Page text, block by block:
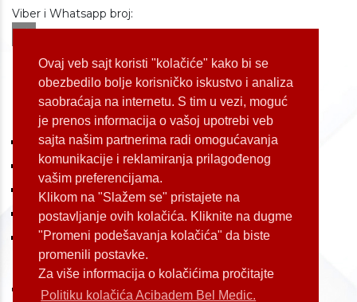
Ovaj veb sajt koristi "kolačiće" kako bi se
obezbedilo bolje korisničko iskustvo i analiza
saobraćaja na internetu. S tim u vezi, moguć
je prenos informacija o vašoj upotrebi veb
sajta našim partnerima radi omogućavanja
komunikacije i reklamiranja prilagođenog
vašim preferencijama.
Klikom na "Slažem se" pristajete na
postavljanje ovih kolačića. Kliknite na dugme
"Promeni podešavanja kolačića" da biste
promenili postavke.
Za više informacija o kolačićima pročitajte
Politiku kolačića Acibadem Bel Medic.
Viber i Whatsapp broj:
+381 60 309 1070
Dostupnost: od 07 do 22h
LOKACIJE
Koste Jovanovića 87 (Voždovac)
Bulevar Oslobođenja 155 (Voždovac)
Bulevar Oslobođenja 165 (Voždovac)
Kneginje Zorke 7 (Slavija)
Palmira Toljatija 1 (Novi Beograd)